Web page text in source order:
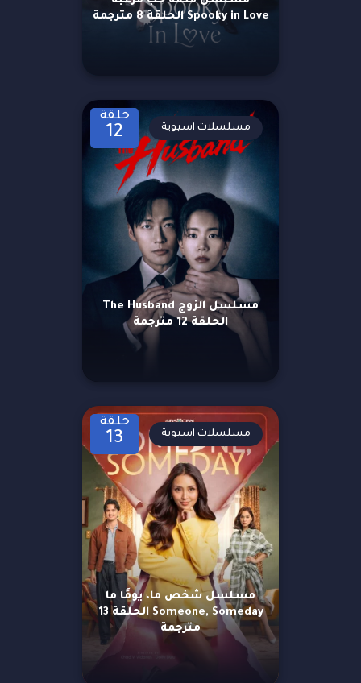
Spooky in Love الحلقة 8 مترجمة
حلقة
12
مسلسل الزوج The Husband
الحلقة 12 مترجمة
مسلسلات اسيوية
حلقة
13
مسلسل شخص ما، يومًا ما
Someone, Someday الحلقة 13
مترجمة
مسلسلات اسيوية